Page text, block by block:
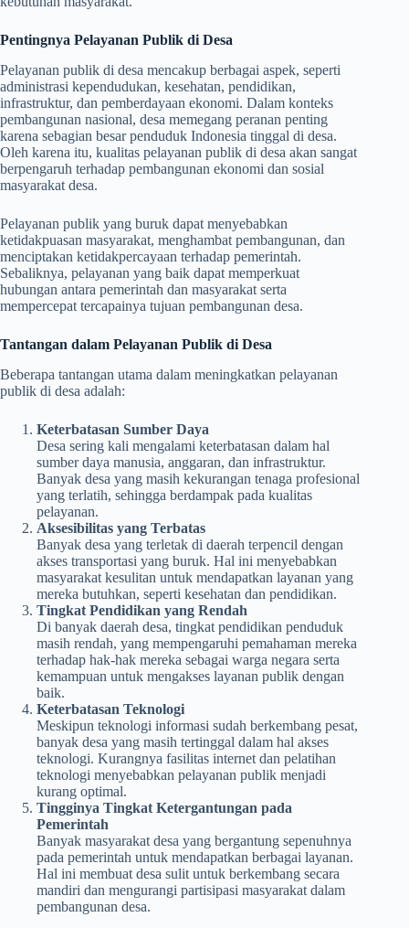
Pentingnya Pelayanan Publik di Desa
Pelayanan publik di desa mencakup berbagai aspek, seperti
administrasi kependudukan, kesehatan, pendidikan,
infrastruktur, dan pemberdayaan ekonomi. Dalam konteks
pembangunan nasional, desa memegang peranan penting
karena sebagian besar penduduk Indonesia tinggal di desa.
Oleh karena itu, kualitas pelayanan publik di desa akan sangat
berpengaruh terhadap pembangunan ekonomi dan sosial
masyarakat desa.
Pelayanan publik yang buruk dapat menyebabkan
ketidakpuasan masyarakat, menghambat pembangunan, dan
menciptakan ketidakpercayaan terhadap pemerintah.
Sebaliknya, pelayanan yang baik dapat memperkuat
hubungan antara pemerintah dan masyarakat serta
mempercepat tercapainya tujuan pembangunan desa.
Tantangan dalam Pelayanan Publik di Desa
Beberapa tantangan utama dalam meningkatkan pelayanan
publik di desa adalah:
Keterbatasan Sumber Daya
Desa sering kali mengalami keterbatasan dalam hal
sumber daya manusia, anggaran, dan infrastruktur.
Banyak desa yang masih kekurangan tenaga profesional
yang terlatih, sehingga berdampak pada kualitas
pelayanan.
Aksesibilitas yang Terbatas
Banyak desa yang terletak di daerah terpencil dengan
akses transportasi yang buruk. Hal ini menyebabkan
masyarakat kesulitan untuk mendapatkan layanan yang
mereka butuhkan, seperti kesehatan dan pendidikan.
Tingkat Pendidikan yang Rendah
Di banyak daerah desa, tingkat pendidikan penduduk
masih rendah, yang mempengaruhi pemahaman mereka
terhadap hak-hak mereka sebagai warga negara serta
kemampuan untuk mengakses layanan publik dengan
baik.
Keterbatasan Teknologi
Meskipun teknologi informasi sudah berkembang pesat,
banyak desa yang masih tertinggal dalam hal akses
teknologi. Kurangnya fasilitas internet dan pelatihan
teknologi menyebabkan pelayanan publik menjadi
kurang optimal.
Tingginya Tingkat Ketergantungan pada
Pemerintah
Banyak masyarakat desa yang bergantung sepenuhnya
pada pemerintah untuk mendapatkan berbagai layanan.
Hal ini membuat desa sulit untuk berkembang secara
mandiri dan mengurangi partisipasi masyarakat dalam
pembangunan desa.